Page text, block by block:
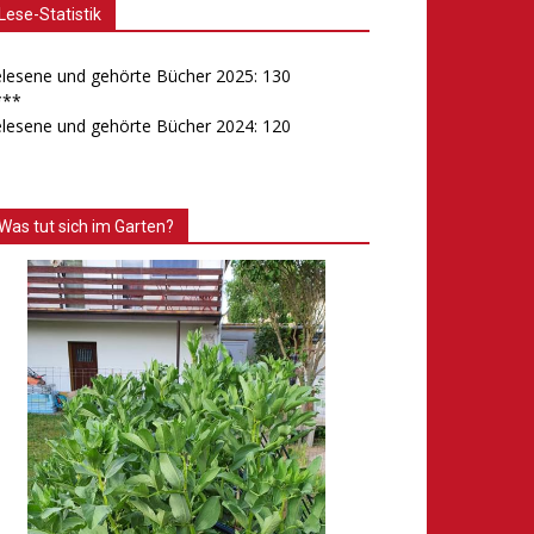
Lese-Statistik
und gehörte Bücher 2025: 130
und gehörte Bücher 2024: 120
tut sich im Garten?